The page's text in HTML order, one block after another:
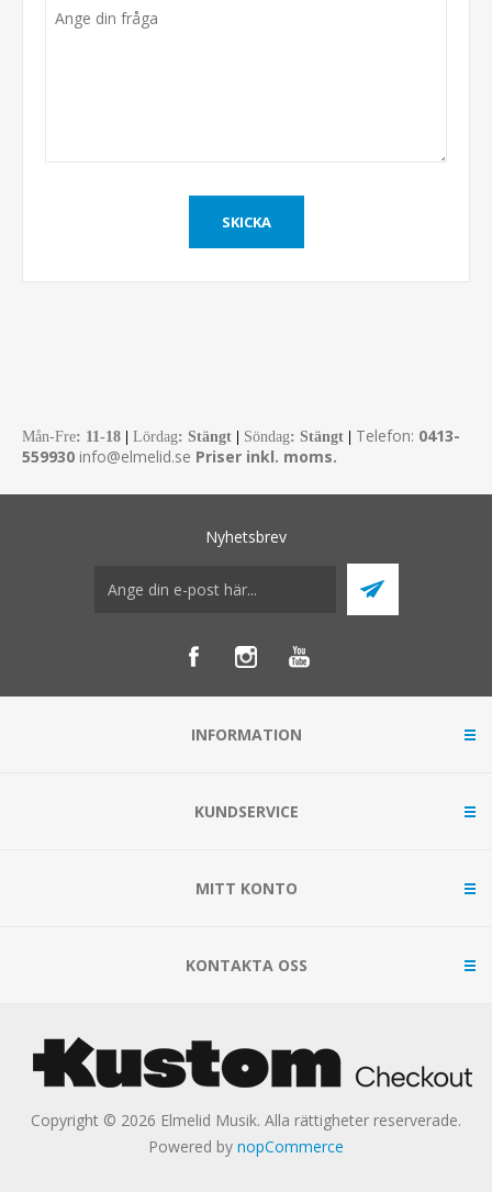
Mån-Fre: 11-18 Lördag: Stängt Söndag: Stängt Telefon: 0413-
559930 info@elmelid.se Priser inkl. moms.
Nyhetsbrev
INFORMATION
KUNDSERVICE
MITT KONTO
KONTAKTA OSS
Copyright © 2026 Elmelid Musik. Alla rättigheter reserverade.
Powered by nopCommerce